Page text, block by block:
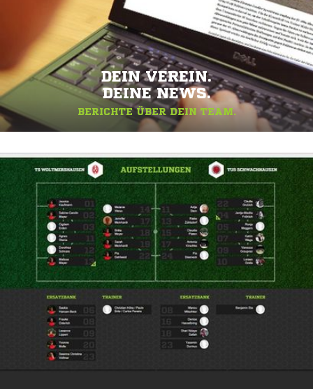
DEIN VEREIN.
DEINE NEWS.
BERICHTE ÜBER DEIN TEAM.